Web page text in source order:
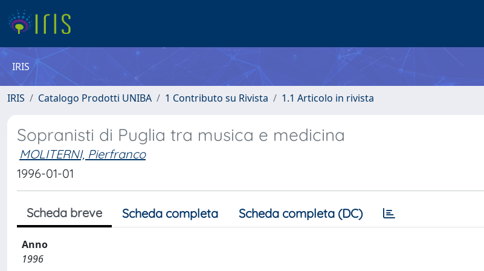
IRIS
IRIS Catalogo Prodotti UNIBA 1 Contributo su Rivista 1.1 Articolo in rivista
Sopranisti di Puglia tra musica e medicina
MOLITERNI, Pierfranco
1996-01-01
Scheda breve Scheda completa Scheda completa (DC)
Anno
1996